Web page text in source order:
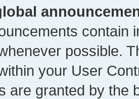
contain
possible.
your User
are granted by the